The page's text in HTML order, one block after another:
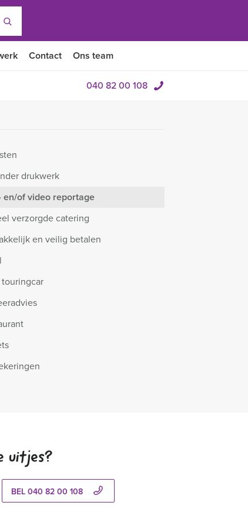
Contact Ons team
040 82 00 108
drukwerk
en/of video reportage
verzorgde catering
en veilig betalen
uitjes?
BEL 040 82 00 108